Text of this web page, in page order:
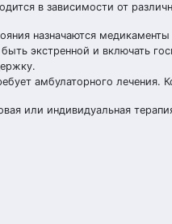
в зависимости от
назначаются
экстренной и включать
амбулаторного
или индивидуальная